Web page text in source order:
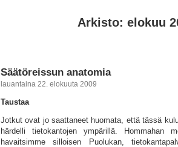
Arkisto: elokuu
Säätöreissun anatomia
lauantaina 22. elokuuta 2009
Taustaa
Jotkut ovat jo saattaneet huomata, että tässä
härdelli tietokantojen ympärillä. Hommahan
havaitsimme silloisen Puolukan,